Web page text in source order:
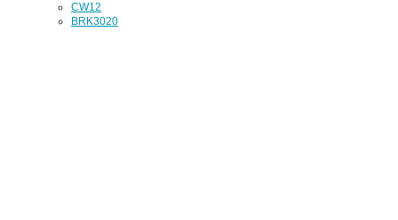
CW12
BRK3020